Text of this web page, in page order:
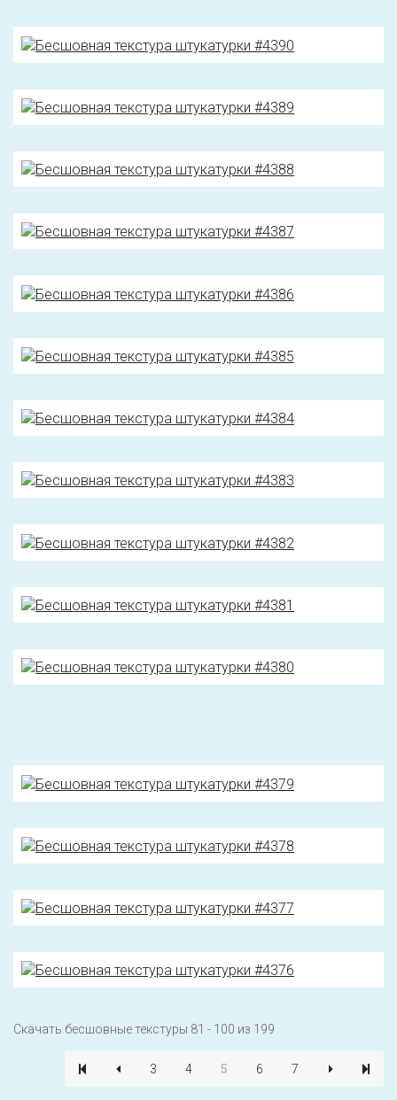
Скачать бесшовные текстуры 81 - 100 из 199
3 4 5 6 7